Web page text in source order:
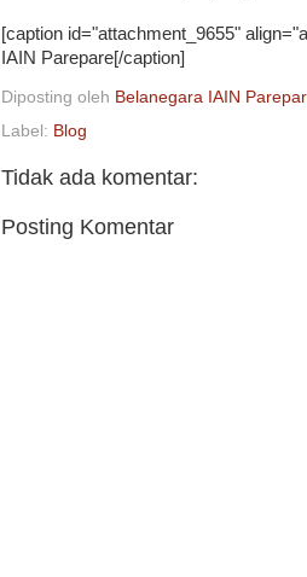
[caption id="attachment_9655"
IAIN Parepare[/caption]
Diposting oleh Belanegara IAIN
Label: Blog
Tidak ada komentar:
Posting Komentar